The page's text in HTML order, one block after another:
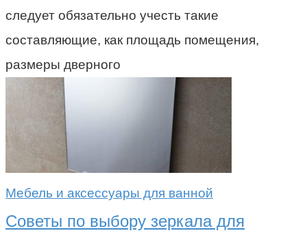
следует обязательно учесть такие
составляющие, как площадь помещения,
размеры дверного
Мебель и аксессуары для ванной
Советы по выбору зеркала для